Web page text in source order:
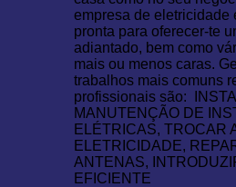
empresa de eletricidade
pronta para oferecer-te
adiantado, bem como
mais ou menos caras.
trabalhos mais comuns
profissionais são:
MANUTENÇÃO DE
ELÉTRICAS, TROCAR
ELETRICIDADE,
ANTENAS,
EFICIENTE